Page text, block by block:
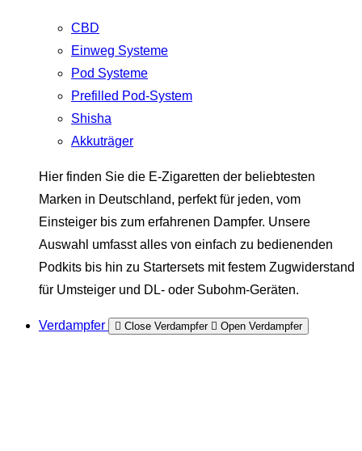
CBD
Einweg Systeme
Pod Systeme
Prefilled Pod-System
Shisha
Akkuträger
Hier finden Sie die E-Zigaretten der beliebtesten
Marken in Deutschland, perfekt für jeden, vom
Einsteiger bis zum erfahrenen Dampfer. Unsere
Auswahl umfasst alles von einfach zu bedienenden
Podkits bis hin zu Startersets mit festem Zugwiderstand
für Umsteiger und DL- oder Subohm-Geräten.
Verdampfer Close Verdampfer Open Verdampfer